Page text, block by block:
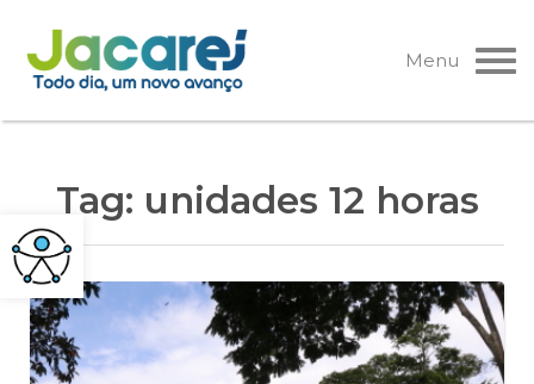
Pular
para
o
Menu
Tag: unidades 12 horas